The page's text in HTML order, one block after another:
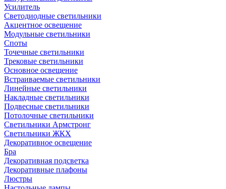
Усилитель
Светодиодные светильники
Акцентное освещение
Модульные светильники
Споты
Точечные светильники
Трековые светильники
Основное освещение
Встраиваемые светильники
Линейные светильники
Накладные светильники
Подвесные светильники
Потолочные светильники
Светильники Армстронг
Светильники ЖКХ
Декоративное освещение
Бра
Декоративная подсветка
Декоративные плафоны
Люстры